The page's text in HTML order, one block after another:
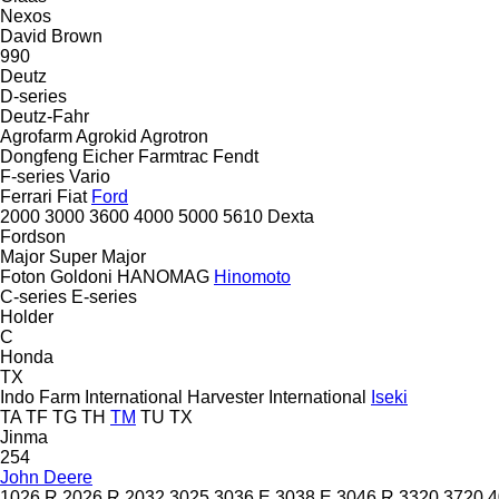
Nexos
David Brown
990
Deutz
D-series
Deutz-Fahr
AgrofarmAgrokid Agrotron
Dongfeng Eicher Farmtrac Fendt
F-series Vario
Ferrari Fiat Ford
2000 3000 3600 4000 5000 5610 Dexta
Fordson
Major Super Major
Foton Goldoni HANOMAG Hinomoto
C-series E-series
Holder
C
Honda
TX
Indo Farm International Harvester International
Iseki
TA TF TG TH TM TU TX
Jinma
254
John Deere